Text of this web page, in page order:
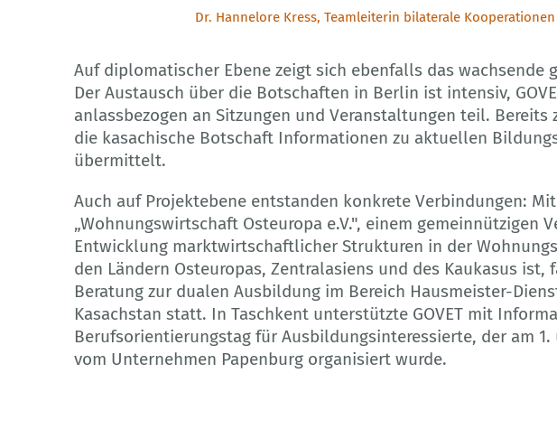
Dr. Hannelore Kress, Teamleiterin bilaterale Kooperationen
Auf diplomatischer Ebene zeigt sich ebenfalls das wachsende
Der Austausch über die Botschaften in Berlin ist intensiv,
anlassbezogen an Sitzungen und Veranstaltungen teil. Bereits
die kasachische Botschaft Informationen zu aktuellen
übermittelt.
Auch auf Projektebene entstanden konkrete Verbindungen:
„Wohnungswirtschaft Osteuropa e.V.", einem gemeinnützigen
Entwicklung marktwirtschaftlicher Strukturen in der
den Ländern Osteuropas, Zentralasiens und des Kaukasus ist,
Beratung zur dualen Ausbildung im Bereich Hausmeister-
Kasachstan statt. In Taschkent unterstützte GOVET mit
Berufsorientierungstag für Ausbildungsinteressierte, der am 1.
vom Unternehmen Papenburg organisiert wurde.